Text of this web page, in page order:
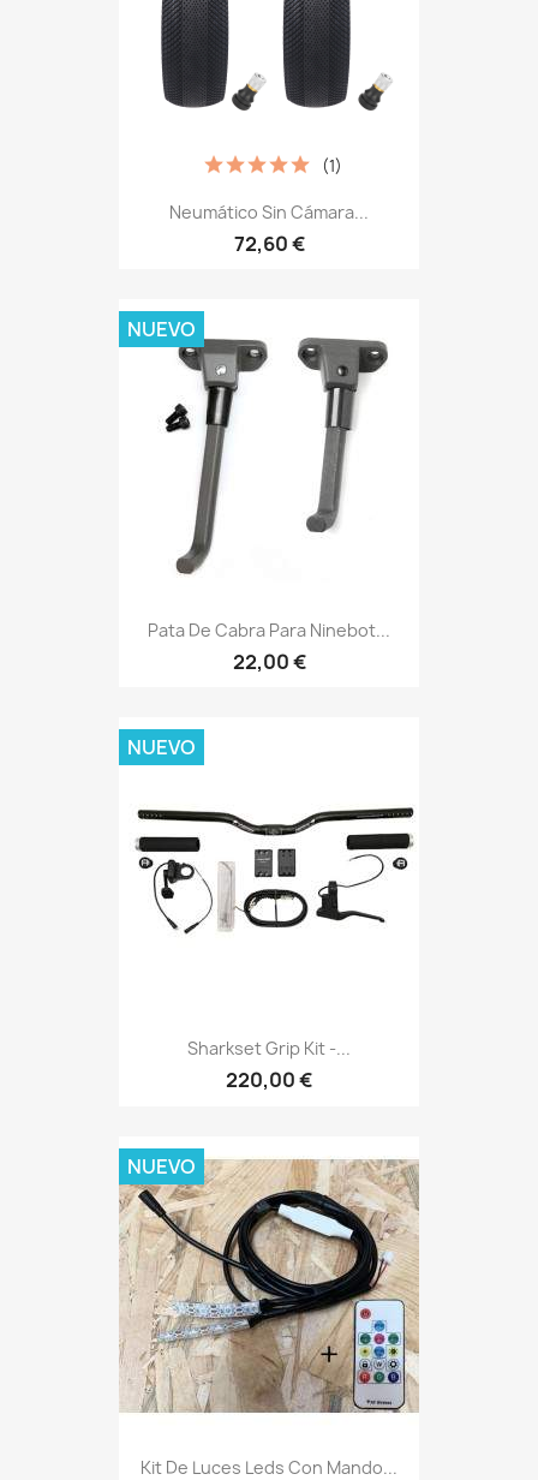
Neumático Sin Cámara...
72,60 €
(1)
Pata De Cabra Para Ninebot...
22,00 €
NUEVO
Sharkset Grip Kit -...
220,00 €
NUEVO
Kit De Luces Leds Con Mando...
NUEVO